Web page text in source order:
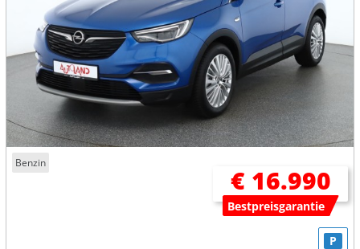
Benzin
€ 16.990
Bestpreisgarantie
P